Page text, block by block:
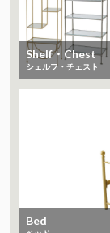
Shelf・Chest
シェルフ・チェスト
Bed